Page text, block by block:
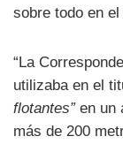
sobre todo en
“La
utilizaba en el
flotantes”en un
más de 200